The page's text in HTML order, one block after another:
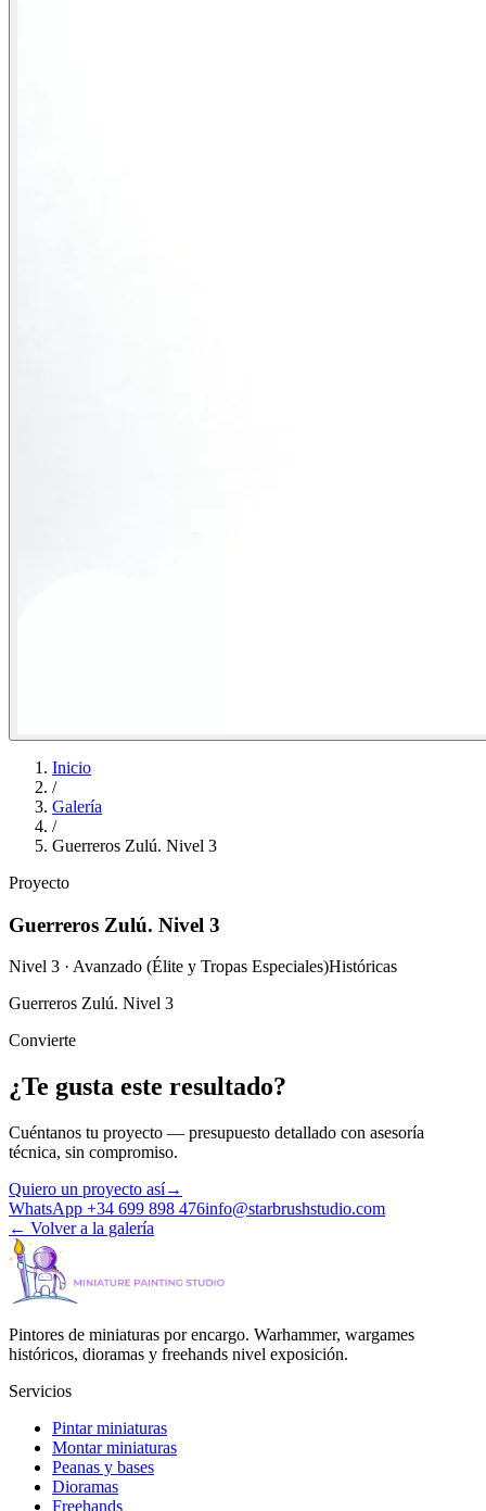
Inicio
/
Galería
/
Guerreros Zulú. Nivel 3
Proyecto
Guerreros Zulú. Nivel 3
Nivel 3 · Avanzado (Élite y Tropas Especiales)Históricas
Guerreros Zulú. Nivel 3
Convierte
¿Te gusta este resultado?
Cuéntanos tu proyecto — presupuesto detallado con asesoría
técnica, sin compromiso.
Quiero un proyecto así→
WhatsApp +34 699 898 476info@starbrushstudio.com
← Volver a la galería
Pintores de miniaturas por encargo. Warhammer, wargames
históricos, dioramas y freehands nivel exposición.
Servicios
Pintar miniaturas
Montar miniaturas
Peanas y bases
Dioramas
Freehands